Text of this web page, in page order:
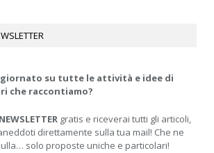
su tutte le attività e idee di
che raccontiamo?
NEWSLETTER gratis e riceverai tutti gli articoli,
direttamente sulla tua mail! Che ne
solo proposte uniche e particolari!